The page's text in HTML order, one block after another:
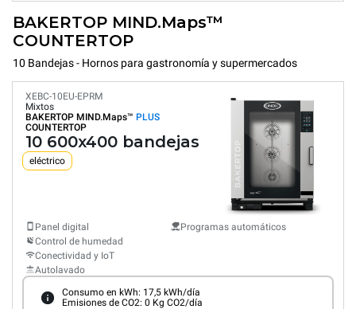
BAKERTOP MIND.Maps™
COUNTERTOP
10 Bandejas - Hornos para gastronomía y supermercados
XEBC-10EU-EPRM
Mixtos
BAKERTOP MIND.Maps™ PLUS
COUNTERTOP
10 600x400 bandejas
eléctrico
Panel digital
Control de humedad
Conectividad y IoT
Autolavado
Programas automáticos
Consumo en kWh: 17,5 kWh/día
Emisiones de CO2: 0 Kg CO2/día